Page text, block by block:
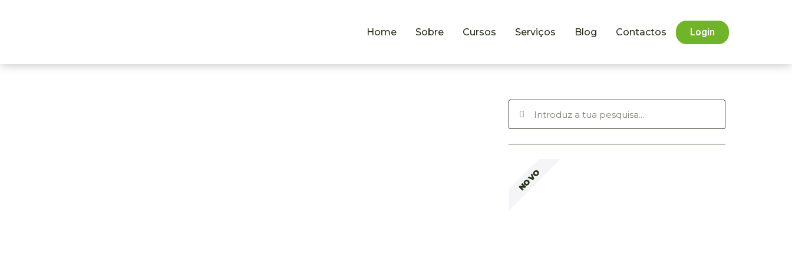
Home Sobre Cursos Serviços Blog Contactos Login
NOVO